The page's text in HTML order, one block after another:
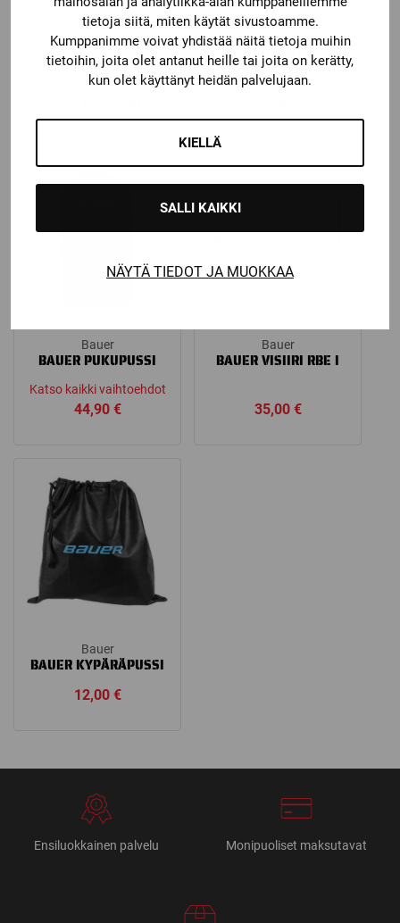
tietoja siitä, miten käytät sivustoamme.
Kumppanimme voivat yhdistää näitä tietoja muihin
tietoihin, joita olet antanut heille tai joita on kerätty,
kun olet käyttänyt heidän palvelujaan.
KIELLÄ
SALLI KAIKKI
NÄYTÄ TIEDOT JA MUOKKAA
Bauer
BAUER KAULASUOJA
NG NLP8 CORE
Katso kaikki vaihtoehdot
range:
21,90 €
through
22,90 €
Bauer
BAUER EROTUOMARIN
SUOJAPAITA
Bauer
BAUER PUKUPUSSI
Katso kaikki vaihtoehdot
44,90 €
Bauer
BAUER VISIIRI RBE I
35,00 €
Bauer
BAUER KYPÄRÄPUSSI
12,00 €
Ensiluokkainen palvelu Monipuoliset maksutavat